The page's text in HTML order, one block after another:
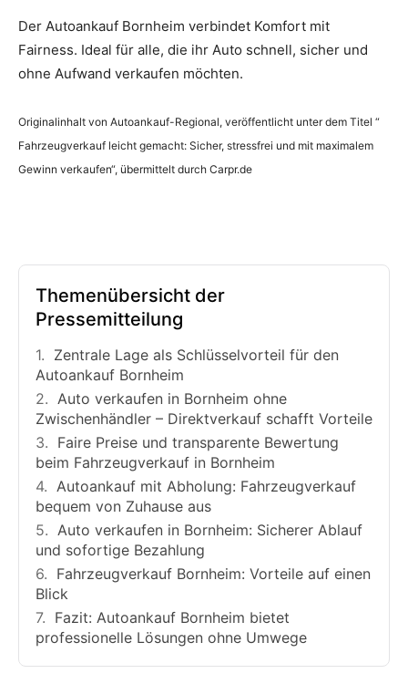
Der Autoankauf Bornheim verbindet Komfort mit
Fairness. Ideal für alle, die ihr Auto schnell, sicher und
ohne Aufwand verkaufen möchten.
Originalinhalt von Autoankauf-Regional, veröffentlicht unter dem Titel “
Fahrzeugverkauf leicht gemacht: Sicher, stressfrei und mit maximalem
Gewinn verkaufen“, übermittelt durch Carpr.de
Themenübersicht der
Pressemitteilung
Zentrale Lage als Schlüsselvorteil für den
Autoankauf Bornheim
Auto verkaufen in Bornheim ohne
Zwischenhändler – Direktverkauf schafft Vorteile
Faire Preise und transparente Bewertung
beim Fahrzeugverkauf in Bornheim
Autoankauf mit Abholung: Fahrzeugverkauf
bequem von Zuhause aus
Auto verkaufen in Bornheim: Sicherer Ablauf
und sofortige Bezahlung
Fahrzeugverkauf Bornheim: Vorteile auf einen
Blick
Fazit: Autoankauf Bornheim bietet
professionelle Lösungen ohne Umwege